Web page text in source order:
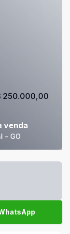
venda
- GO
250.000,00